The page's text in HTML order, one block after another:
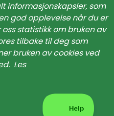
informasjonskapsler, som
god opplevelse når du er
statistikk om bruken av
tilbake til deg som
bruken av cookies ved
Les